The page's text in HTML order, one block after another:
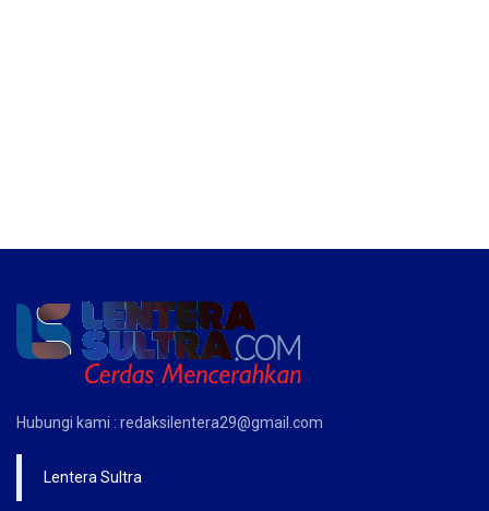
Hubungi kami : redaksilentera29@gmail.com
Lentera Sultra